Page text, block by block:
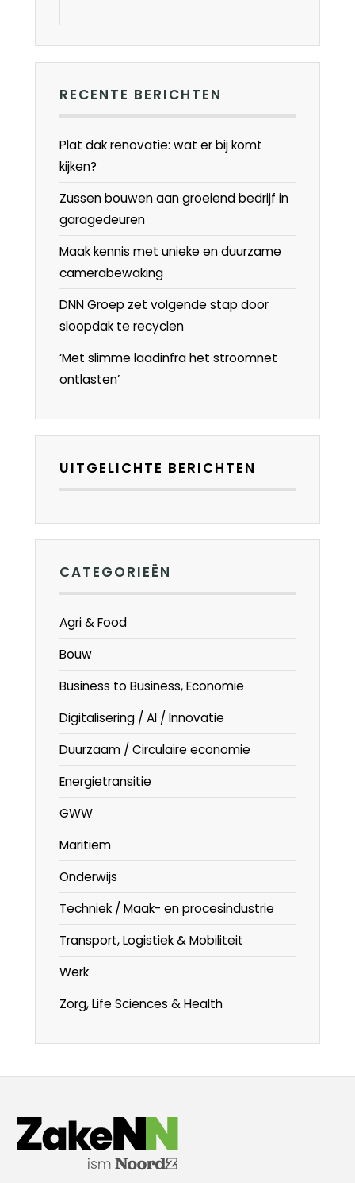
RECENTE BERICHTEN
Plat dak renovatie: wat er bij komt
kijken?
Zussen bouwen aan groeiend bedrijf in
garagedeuren
Maak kennis met unieke en duurzame
camerabewaking
DNN Groep zet volgende stap door
sloopdak te recyclen
‘Met slimme laadinfra het stroomnet
ontlasten’
UITGELICHTE BERICHTEN
CATEGORIEËN
Agri & Food
Bouw
Business to Business, Economie
Digitalisering / AI / Innovatie
Duurzaam / Circulaire economie
Energietransitie
GWW
Maritiem
Onderwijs
Techniek / Maak- en procesindustrie
Transport, Logistiek & Mobiliteit
Werk
Zorg, Life Sciences & Health